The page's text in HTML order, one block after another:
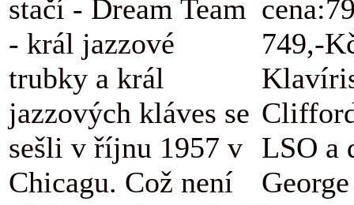
stačí - Dream Team
- král jazzové
trubky a král
jazzových kláves se
sešli v říjnu 1957 v
Chicagu. Což není
749,-
LSO a